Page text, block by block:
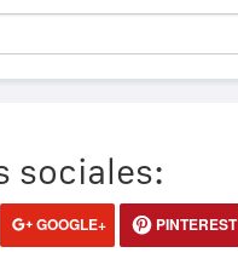
sociales:
GOOGLE+ PINTEREST